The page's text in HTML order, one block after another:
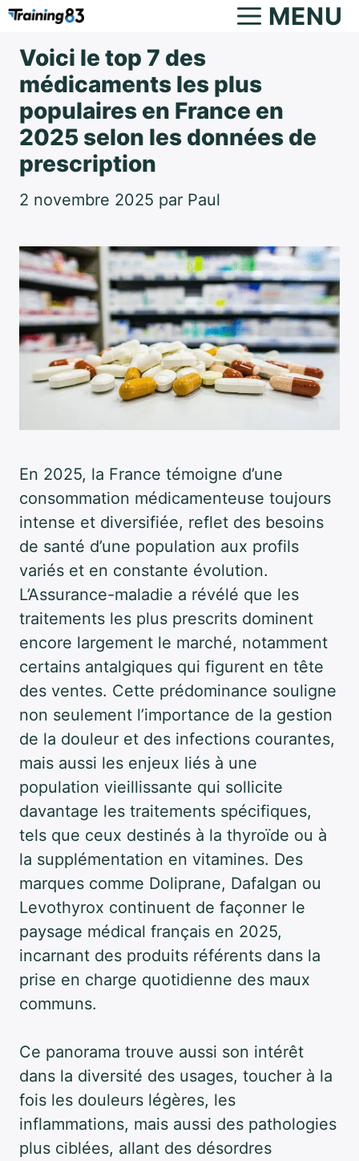
Aller
contenu
MENU
Voici le top 7 des
médicaments les plus
populaires en France en
2025 selon les données de
prescription
2 novembre 2025 par Paul
En 2025, la France témoigne d’une
consommation médicamenteuse toujours
intense et diversifiée, reflet des besoins
de santé d’une population aux profils
variés et en constante évolution.
L’Assurance-maladie a révélé que les
traitements les plus prescrits dominent
encore largement le marché, notamment
certains antalgiques qui figurent en tête
des ventes. Cette prédominance souligne
non seulement l’importance de la gestion
de la douleur et des infections courantes,
mais aussi les enjeux liés à une
population vieillissante qui sollicite
davantage les traitements spécifiques,
tels que ceux destinés à la thyroïde ou à
la supplémentation en vitamines. Des
marques comme Doliprane, Dafalgan ou
Levothyrox continuent de façonner le
paysage médical français en 2025,
incarnant des produits référents dans la
prise en charge quotidienne des maux
communs.
Ce panorama trouve aussi son intérêt
dans la diversité des usages, toucher à la
fois les douleurs légères, les
inflammations, mais aussi des pathologies
plus ciblées, allant des désordres